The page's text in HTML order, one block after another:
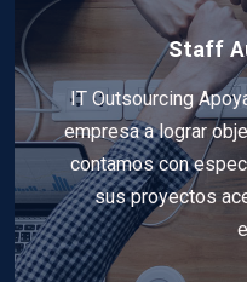
Staff
IT Outsourcing
empresa a lograr
contamos con
sus proyectos